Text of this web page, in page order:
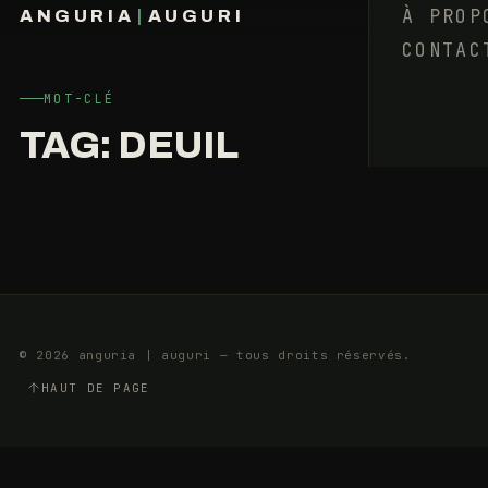
ANGURIA AUGURI
À
MOT-CLÉ
TAG: DEUIL
QUOI
IRREMPLAÇABLE
2
AOÛT
10
MIN
© 2026 anguria | auguri — tous droits réservés.
HAUT DE PAGE